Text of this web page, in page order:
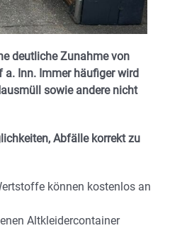
deutliche Zunahme von
Inn. Immer häufiger wird
sowie andere nicht
Abfälle korrekt zu
können kostenlos an
Altkleidercontainer